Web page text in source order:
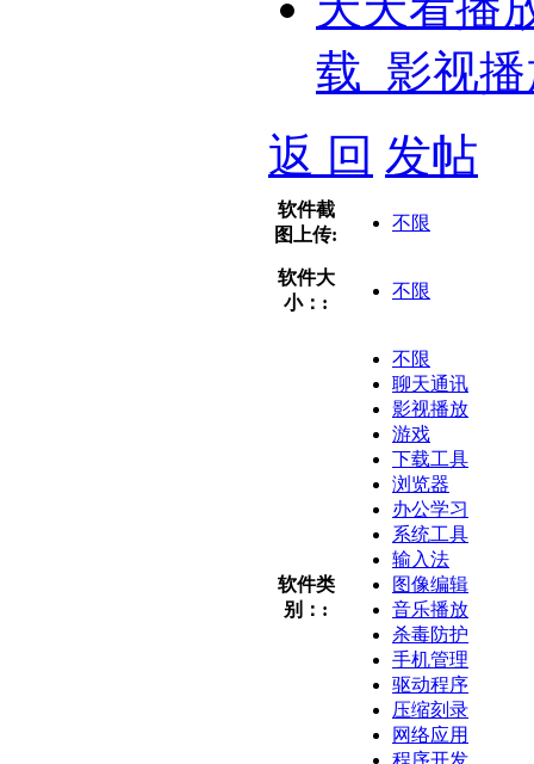
载_影视
返 回 发帖
软件截
图上传:
不限
软件大
小：:
不限
软件类
别：:
不限
聊天通讯
影视播放
游戏
下载工具
浏览器
办公学习
系统工具
输入法
图像编辑
音乐播放
杀毒防护
手机管理
驱动程序
压缩刻录
网络应用